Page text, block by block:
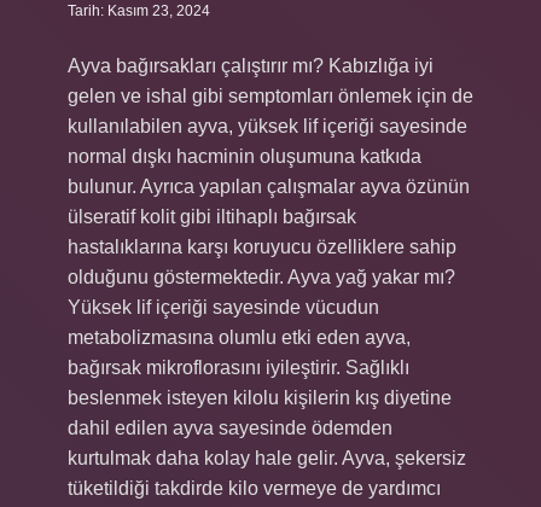
Tarih: Kasım 23, 2024
Ayva bağırsakları çalıştırır mı? Kabızlığa iyi
gelen ve ishal gibi semptomları önlemek için de
kullanılabilen ayva, yüksek lif içeriği sayesinde
normal dışkı hacminin oluşumuna katkıda
bulunur. Ayrıca yapılan çalışmalar ayva özünün
ülseratif kolit gibi iltihaplı bağırsak
hastalıklarına karşı koruyucu özelliklere sahip
olduğunu göstermektedir. Ayva yağ yakar mı?
Yüksek lif içeriği sayesinde vücudun
metabolizmasına olumlu etki eden ayva,
bağırsak mikroflorasını iyileştirir. Sağlıklı
beslenmek isteyen kilolu kişilerin kış diyetine
dahil edilen ayva sayesinde ödemden
kurtulmak daha kolay hale gelir. Ayva, şekersiz
tüketildiği takdirde kilo vermeye de yardımcı